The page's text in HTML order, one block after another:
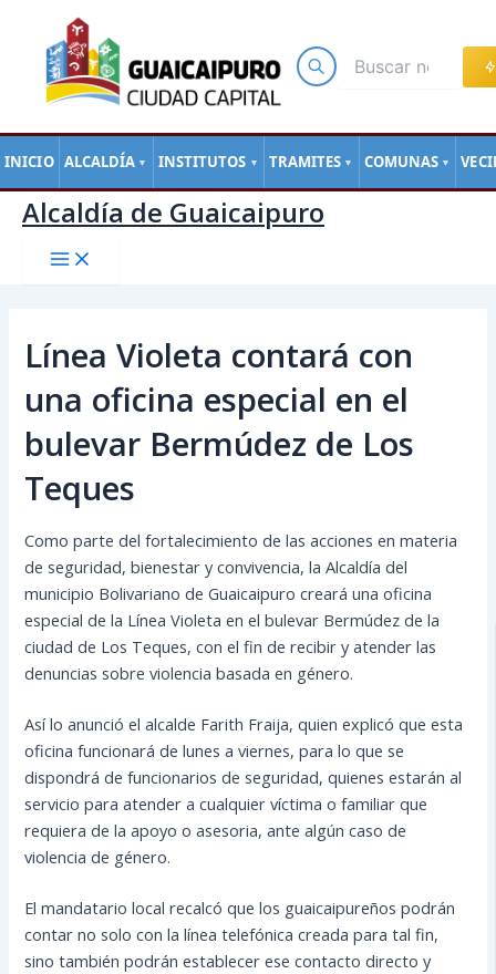
INICIO ALCALDÍA ▼ INSTITUTOS ▼ TRAMITES ▼ COMUNAS ▼
contenido
Alcaldía de Guaicaipuro
Menu
Línea Violeta contará con
una oficina especial en el
bulevar Bermúdez de Los
Teques
Como parte del fortalecimiento de las acciones en materia
de seguridad, bienestar y convivencia, la Alcaldía del
municipio Bolivariano de Guaicaipuro creará una oficina
especial de la Línea Violeta en el bulevar Bermúdez de la
ciudad de Los Teques, con el fin de recibir y atender las
denuncias sobre violencia basada en género.
Así lo anunció el alcalde Farith Fraija, quien explicó que esta
oficina funcionará de lunes a viernes, para lo que se
dispondrá de funcionarios de seguridad, quienes estarán al
servicio para atender a cualquier víctima o familiar que
requiera de la apoyo o asesoria, ante algún caso de
violencia de género.
El mandatario local recalcó que los guaicaipureños podrán
contar no solo con la línea telefónica creada para tal fin,
sino también podrán establecer ese contacto directo y
Navegación
entradas